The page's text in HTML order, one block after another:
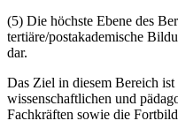
(5) Die höchste Ebene des
tertiäre/postakademische
dar.
Das Ziel in diesem Bereich
wissenschaftlichen und
Fachkräften sowie die